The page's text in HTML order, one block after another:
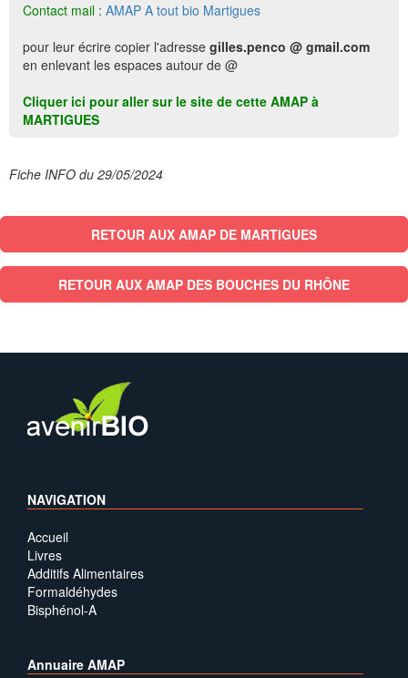
Contact mail : AMAP A tout bio Martigues
pour leur écrire copier l'adresse gilles.penco @ gmail.com
en enlevant les espaces autour de @
Cliquer ici pour aller sur le site de cette AMAP à
MARTIGUES
Fiche INFO du 29/05/2024
RETOUR AUX AMAP DE MARTIGUES
RETOUR AUX AMAP DES BOUCHES DU RHÔNE
NAVIGATION
Accueil
Livres
Additifs Alimentaires
Formaldéhydes
Bisphénol-A
Annuaire AMAP